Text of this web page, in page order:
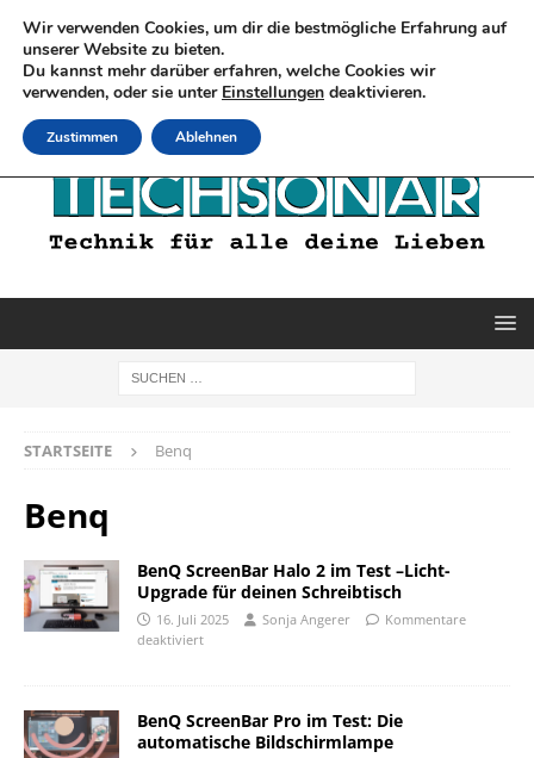
STARTSEITE Benq
Benq
BenQ ScreenBar Halo 2 im Test –Licht-
Upgrade für deinen Schreibtisch
16. Juli 2025 Sonja Angerer
Kommentare
deaktiviert
BenQ ScreenBar Pro im Test: Die
automatische Bildschirmlampe
Wir verwenden Cookies, um dir die bestmögliche Erfahrung auf
unserer Website zu bieten.
Du kannst mehr darüber erfahren, welche Cookies wir
verwenden, oder sie unter Einstellungen deaktivieren.
Zustimmen Ablehnen